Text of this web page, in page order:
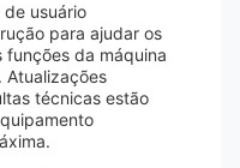
de usuário
para ajudar os
da máquina
Atualizações
técnicas estão